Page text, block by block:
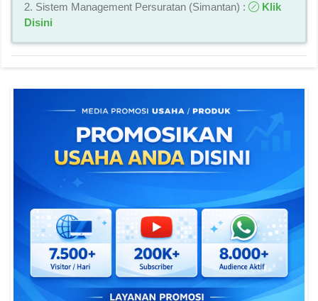
2. Sistem Management Persuratan (Simantan) :
Klik
Disini